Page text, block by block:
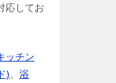
応してお
ッチン
)
浴